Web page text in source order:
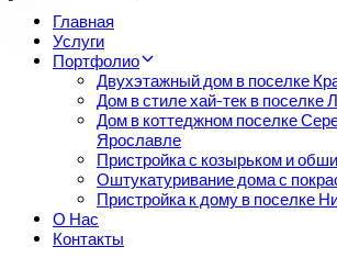
Главная
Услуги
Портфолио
Двухэтажный дом в поселке
Дом в стиле хай-тек в поселке
Дом в коттеджном поселке
Ярославле
Пристройка с козырьком и
Оштукатуривание дома с
Пристройка к дому в поселке
О Нас
Контакты